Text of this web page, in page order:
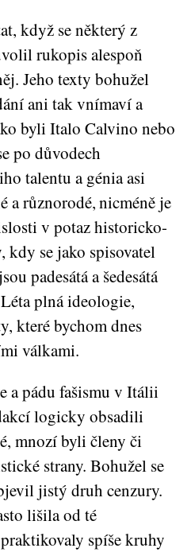
když se některý z
rukopis alespoň
Jeho texty bohužel
ani tak vnímaví a
byli Italo Calvino nebo
po důvodech
talentu a génia asi
a různorodé,nicméně je
v potaz historicko-
se jako spisovatel
padesátá a šedesátá
plná ideologie,
které bychom dnes
válkami.
a pádu fašismu v Itálii
logicky obsadili
mnozí byli členy či
strany. Bohužel se
jistý druh cenzury.
lišila od té
spíše kruhy